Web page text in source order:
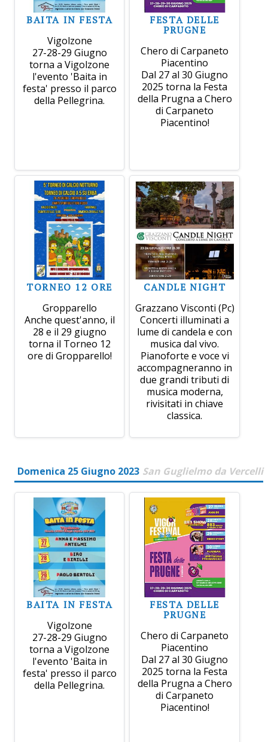
BAITA IN FESTA
Vigolzone
27-28-29 Giugno
torna a Vigolzone
l'evento 'Baita in
festa' presso il parco
della Pellegrina.
FESTA DELLE
PRUGNE
Chero di Carpaneto
Piacentino
Dal 27 al 30 Giugno
2025 torna la Festa
della Prugna a Chero
di Carpaneto
Piacentino!
TORNEO 12 ORE
Gropparello
Anche quest'anno, il
28 e il 29 giugno
torna il Torneo 12
ore di Gropparello!
CANDLE NIGHT
Grazzano Visconti (Pc)
Concerti illuminati a
lume di candela e con
musica dal vivo.
Pianoforte e voce vi
accompagneranno in
due grandi tributi di
musica moderna,
rivisitati in chiave
classica.
Domenica 25 Giugno 2023 San Guglielmo da Vercelli
BAITA IN FESTA
Vigolzone
27-28-29 Giugno
torna a Vigolzone
l'evento 'Baita in
festa' presso il parco
della Pellegrina.
FESTA DELLE
PRUGNE
Chero di Carpaneto
Piacentino
Dal 27 al 30 Giugno
2025 torna la Festa
della Prugna a Chero
di Carpaneto
Piacentino!